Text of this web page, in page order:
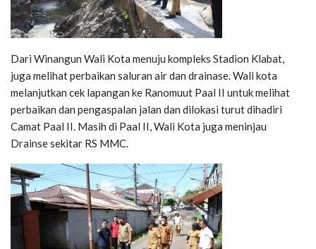
Dari Winangun Wali Kota menuju kompleks Stadion Klabat,
juga melihat perbaikan saluran air dan drainase. Wali kota
melanjutkan cek lapangan ke Ranomuut Paal II untuk melihat
perbaikan dan pengaspalan jalan dan dilokasi turut dihadiri
Camat Paal II. Masih di Paal II, Wali Kota juga meninjau
Drainse sekitar RS MMC.